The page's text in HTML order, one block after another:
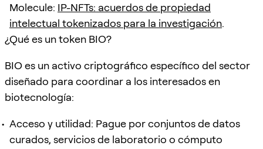
Molecule: IP-NFTs: acuerdos de propiedad
intelectual tokenizados para la investigación.
¿Qué es un token BIO?
BIO es un activo criptográfico específico del sector
diseñado para coordinar a los interesados en
biotecnología:
Acceso y utilidad: Pague por conjuntos de datos
curados, servicios de laboratorio o cómputo